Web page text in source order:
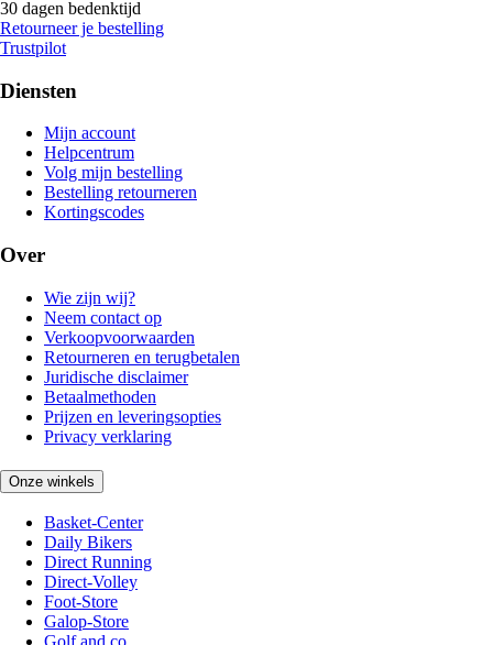
30 dagen bedenktijd
Retourneer je bestelling
Trustpilot
Diensten
Mijn account
Helpcentrum
Volg mijn bestelling
Bestelling retourneren
Kortingscodes
Over
Wie zijn wij?
Neem contact op
Verkoopvoorwaarden
Retourneren en terugbetalen
Juridische disclaimer
Betaalmethoden
Prijzen en leveringsopties
Privacy verklaring
Onze winkels
Basket-Center
Daily Bikers
Direct Running
Direct-Volley
Foot-Store
Galop-Store